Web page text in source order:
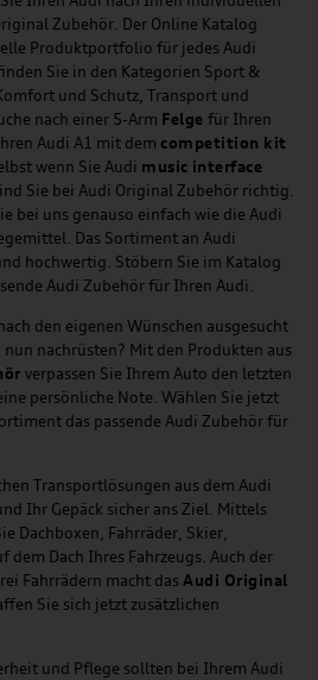
Zubehör. Der Online Katalog
Produktportfolio für jedes Audi
Sie in den Kategorien Sport &
und Schutz, Transport und
nach einer 5-Arm Felge für Ihren
Audi A1 mit dem competition kit
wenn Sie Audi music interface
Sie bei Audi Original Zubehör richtig.
bei uns genauso einfach wie die Audi
Das Sortiment an Audi
hochwertig. Stöbern Sie im Katalog
Audi Zubehör für Ihren Audi.
den eigenen Wünschen ausgesucht
nachrüsten? Mit den Produkten aus
verpassen Sie Ihrem Auto den letzten
persönliche Note. Wählen Sie jetzt
das passende Audi Zubehör für
Transportlösungen aus dem Audi
Ihr Gepäck sicher ans Ziel. Mittels
Dachboxen, Fahrräder, Skier,
dem Dach Ihres Fahrzeugs. Auch der
Fahrrädern macht das Audi Original
Sie sich jetzt zusätzlichen
und Pflege sollten bei Ihrem Audi